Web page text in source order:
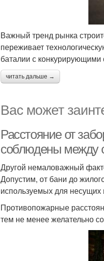
Важный тренд рынка
переживает
баталии с
читать дальше →
Вас может
Расстояние от
соблюдены между
Другой немаловажный
Допустим, от бани до
используемых для несущих
Противопожарные
тем не менее желательно